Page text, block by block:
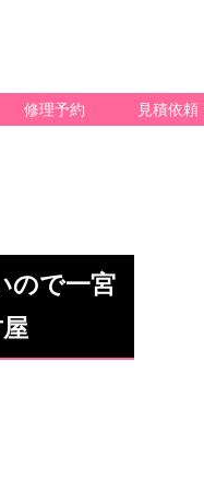
修理予約 見積依頼
ので一宮